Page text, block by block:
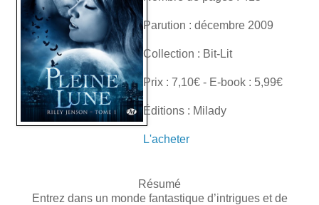
Parution : décembre 2009
Collection : Bit-Lit
Prix : 7,10€ - E-book : 5,99€
Éditions : Milady
L'acheter
Résumé
Entrez dans un monde fantastique d’intrigues et de